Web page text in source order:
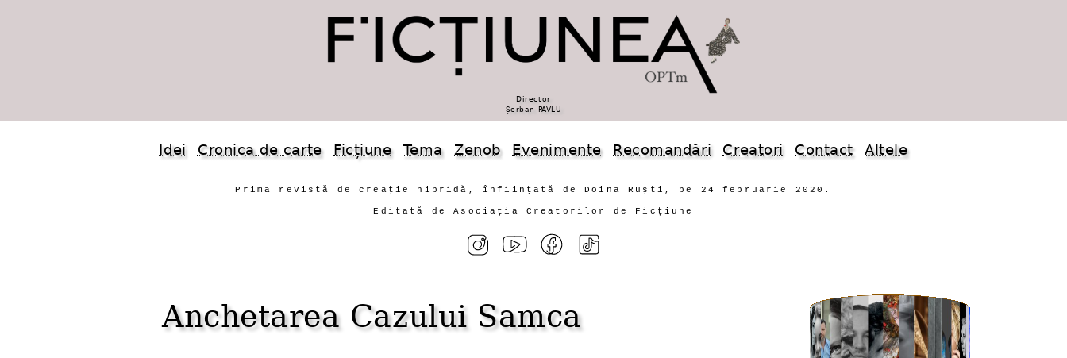
Director
Șerban PAVLU
Idei Cronica de carte Ficțiune Tema Zenob Evenimente Recomandări Creatori Contact Altele
Prima revistă de creație hibridă, înființată de Doina Ruști, pe 24 februarie 2020.
Editată de Asociația Creatorilor de Ficțiune
Anchetarea Cazului Samca